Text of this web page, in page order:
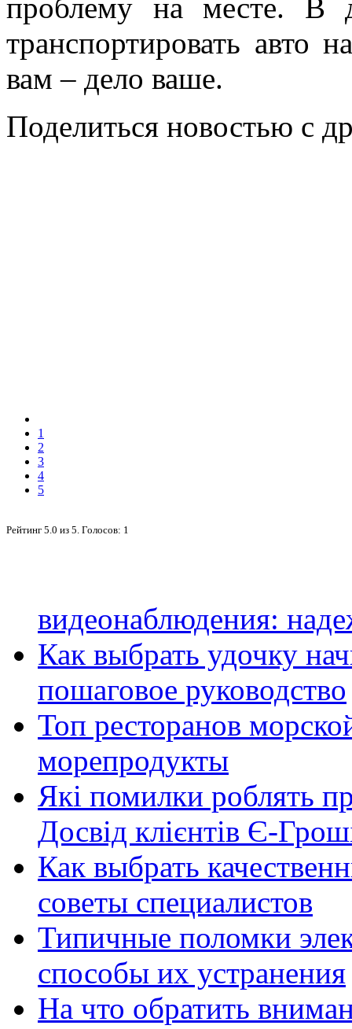
проблему на месте. В
транспортировать авто
вам – дело ваше.
Поделиться новостью с
1
2
3
4
5
Рейтинг 5.0 из 5 . Голосов: 1
видеонаблюдения:
Как выбрать удочку
пошаговое руководство
Топ ресторанов
морепродукты
Які помилки роблять
Досвід клієнтів Є-
Как выбрать
советы специалистов
Типичные поломки
способы их устранения
На что обратить